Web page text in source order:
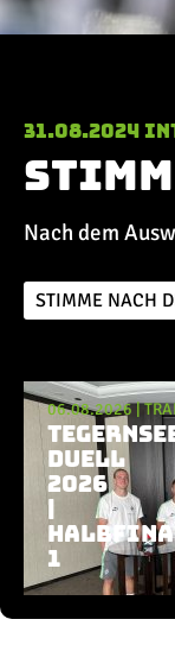
31.08.2024
Nach dem
STIMME NACH
06.08.2026|
DUELL
2026
1